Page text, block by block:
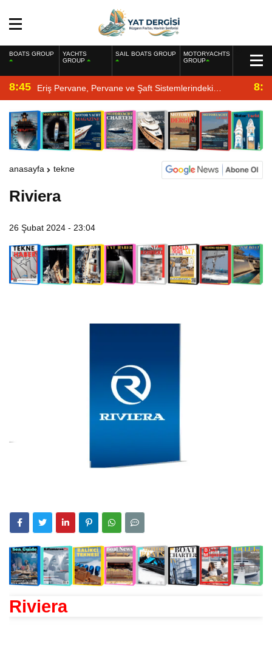
BOATS GROUP
YACHTS
GROUP
SAIL BOATS GROUP
MOTORYACHTS
GROUP
8:45 Eriş Pervane, Pervane ve Şaft Sistemlerindeki
Uzmanlığıyla Yat Dergisi’nde
anasayfa tekne
Riviera
26 Şubat 2024 - 23:04
Riviera